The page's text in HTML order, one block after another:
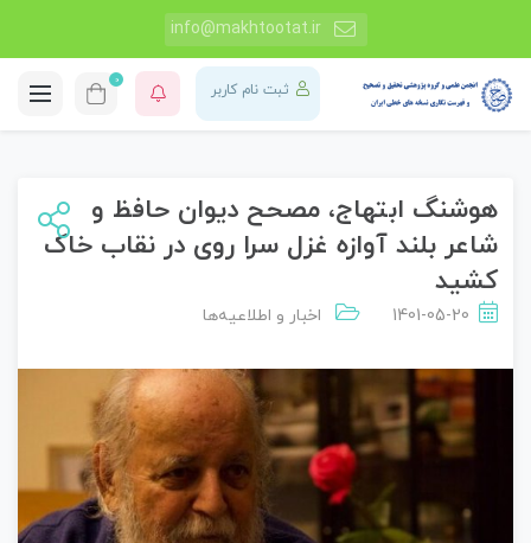
info@makhtootat.ir
ثبت نام کاربر
0
هوشنگ ابتهاج، مصحح دیوان حافظ و
شاعر بلند آوازه غزل سرا روی در نقاب خاک
کشید
1401-05-20 اخبار و اطلاعیه‌ها